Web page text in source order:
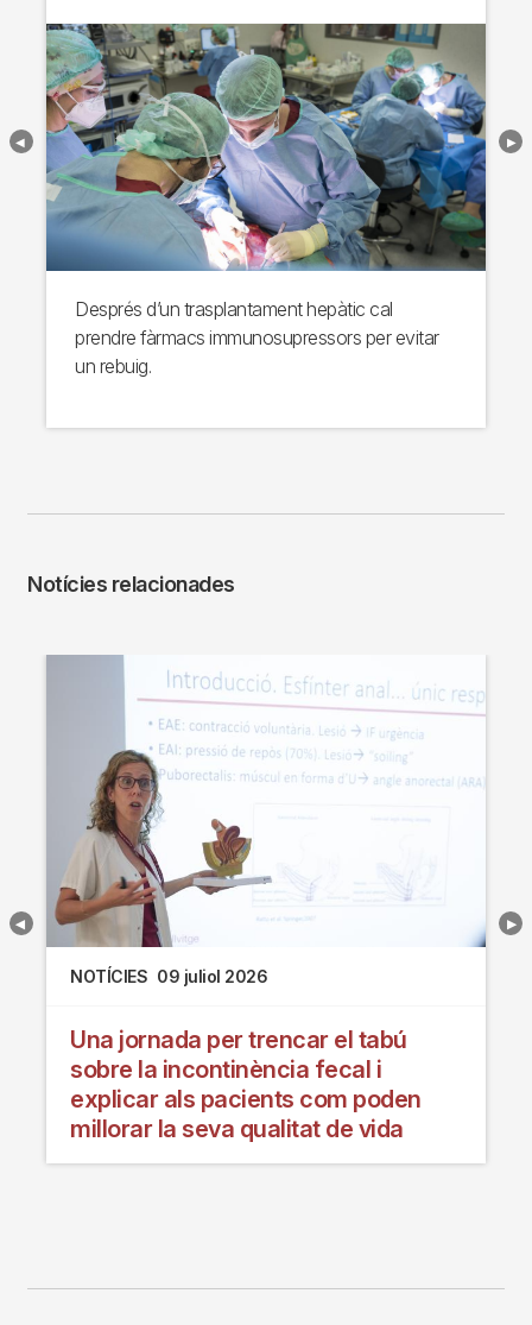
Després d’un trasplantament hepàtic cal
prendre fàrmacs immunosupressors per evitar
un rebuig.
Notícies relacionades
NOTÍCIES 09 juliol 2026
Una jornada per trencar el tabú
sobre la incontinència fecal i
explicar als pacients com poden
millorar la seva qualitat de vida